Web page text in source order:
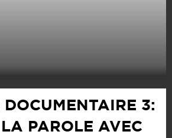
DOCUMENTAIRE 3:
PAROLE AVEC